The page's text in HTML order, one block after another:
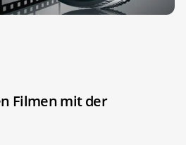
Filmen mit der